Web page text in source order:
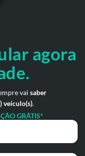
agora
vai saber
veículo(s).
GRÁTIS*